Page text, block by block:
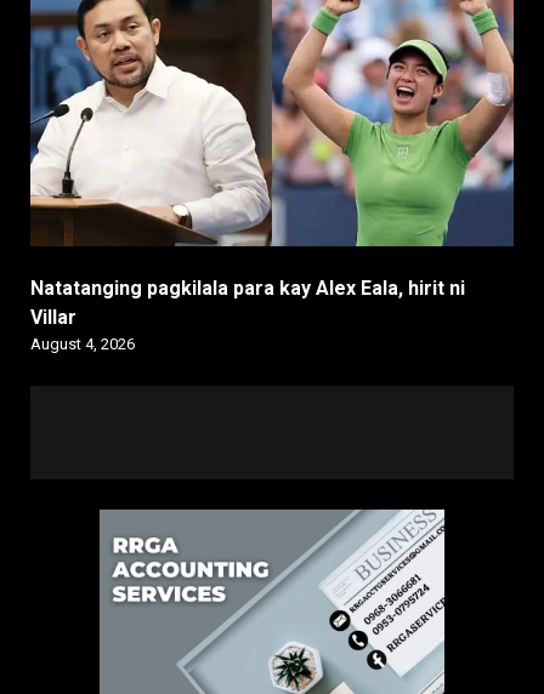
Natatanging pagkilala para kay Alex Eala, hirit ni
Villar
August 4, 2026